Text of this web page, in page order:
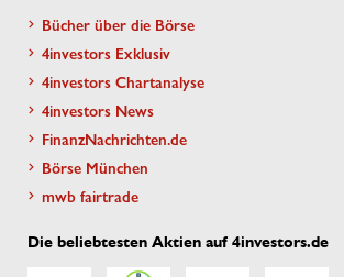
Bücher über die Börse
4investors Exklusiv
4investors Chartanalyse
4investors News
FinanzNachrichten.de
Börse München
mwb fairtrade
Die beliebtesten Aktien auf 4investors.de